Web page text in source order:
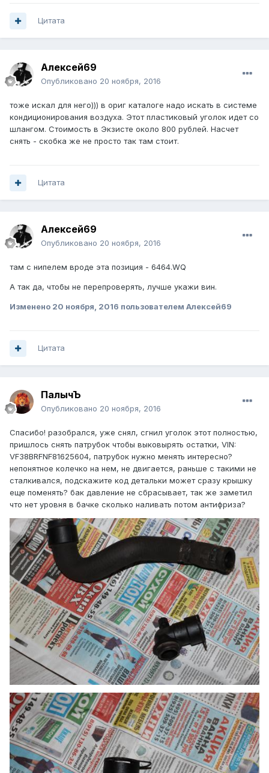
Цитата
Алексей69
Опубликовано 20 ноября, 2016
тоже искал для него))) в ориг каталоге надо искать в системе
кондиционирования воздуха. Этот пластиковый уголок идет со
шлангом. Стоимость в Экзисте около 800 рублей. Насчет
снять - скобка же не просто так там стоит.
Цитата
Алексей69
Опубликовано 20 ноября, 2016
там с нипелем вроде эта позиция - 6464.WQ
А так да, чтобы не перепроверять, лучше укажи вин.
Изменено 20 ноября, 2016 пользователем Алексей69
Цитата
ПалычЪ
Опубликовано 20 ноября, 2016
Спасибо! разобрался, уже снял, сгнил уголок этот полностью,
пришлось снять патрубок чтобы выковырять остатки, VIN:
VF38BRFNF81625604, патрубок нужно менять интересно?
непонятное колечко на нем, не двигается, раньше с такими не
сталкивался, подскажите код детальки может сразу крышку
еще поменять? бак давление не сбрасывает, так же заметил
что нет уровня в бачке сколько наливать потом антифриза?